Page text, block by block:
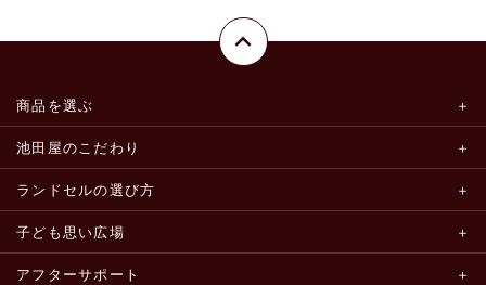
商品を選ぶ
池田屋のこだわり
ランドセルの選び方
子ども思い広場
アフターサポート